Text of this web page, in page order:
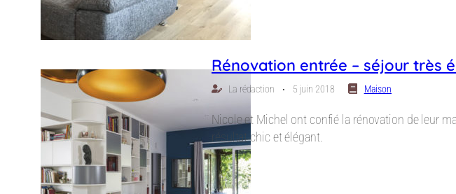
Rénovation entrée – séjour très
La rédaction ⋅ 5 juin 2018 Maison
Nicole et Michel ont confié la rénovation de leur
résultat chic et élégant.